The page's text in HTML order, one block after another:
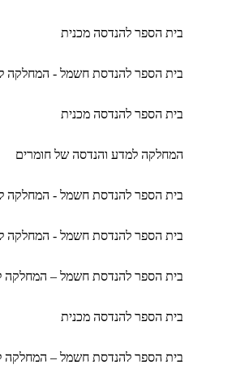
בית הספר להנדסה מכנית
בית הספר להנדסת חשמל - המחלקה
בית הספר להנדסה מכנית
המחלקה למדע והנדסה של חומרים
בית הספר להנדסת חשמל - המחלקה
בית הספר להנדסת חשמל - המחלקה
בית הספר להנדסת חשמל – המחלקה
בית הספר להנדסה מכנית
בית הספר להנדסת חשמל – המחלקה